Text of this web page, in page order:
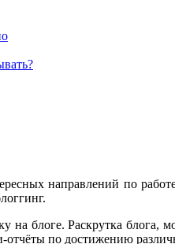
направлений по
на блоге. Раскрутка
отчёты по достижению